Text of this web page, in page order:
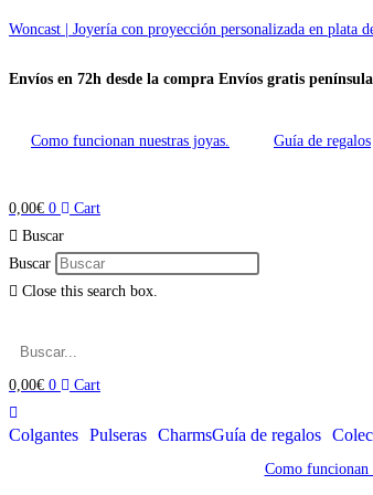
Ir
contenido
Woncast | Joyería con proyección personalizada en plata
Envíos en 72h desde la compra Envíos gratis península
Como funcionan nuestras joyas. Guía de regalos
0,00€ 0
Cart
Buscar
Buscar
Close this search box.
0,00€ 0 Cart
Colgantes Pulseras CharmsGuía de regalos
Como funcionan